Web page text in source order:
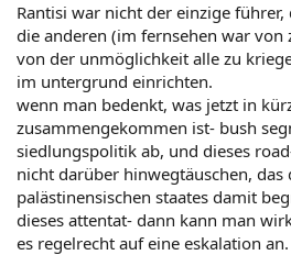
Rantisi war nicht der einzige führer,
die anderen (im fernsehen war von
von der unmöglichkeit alle zu
im untergrund einrichten.
wenn man bedenkt, was jetzt in
zusammengekommen ist- bush
siedlungspolitik ab, und dieses
nicht darüber hinwegtäuschen, das
palästinensischen staates damit
dieses attentat- dann kann man
es regelrecht auf eine eskalation an.